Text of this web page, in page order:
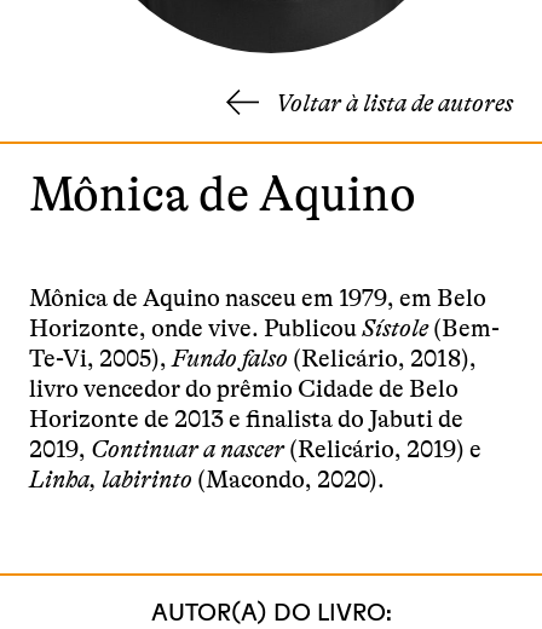
Voltar à lista de autores
Mônica de Aquino
Mônica de Aquino nasceu em 1979, em Belo
Horizonte, onde vive. PublicouSístole(Bem-
Te-Vi, 2005),Fundo falso (Relicário, 2018),
livro vencedor do prêmio Cidade de Belo
Horizonte de 2013 e finalista do Jabuti de
2019, Continuar a nascer(Relicário, 2019) e
Linha, labirinto (Macondo, 2020).
AUTOR(A) DO LIVRO: